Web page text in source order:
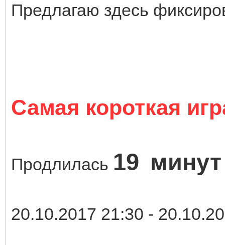
Предлагаю здесь
Самая короткая
Продлилась 19 минут
20.10.2017 21:30 -